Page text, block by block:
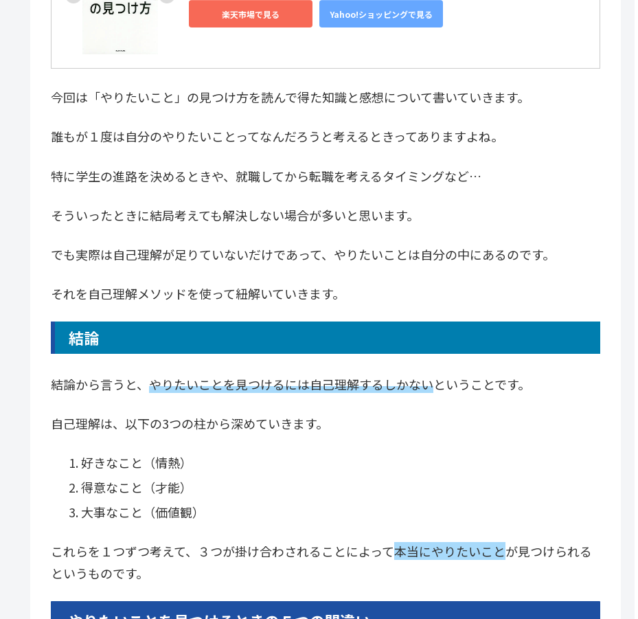
楽天市場で見る Yahoo!ショッピングで見る
今回は「やりたいこと」の見つけ方を読んで得た知識と感想について書いていきます。
誰もが１度は自分のやりたいことってなんだろうと考えるときってありますよね。
特に学生の進路を決めるときや、就職してから転職を考えるタイミングなど…
そういったときに結局考えても解決しない場合が多いと思います。
でも実際は自己理解が足りていないだけであって、やりたいことは自分の中にあるのです。
それを自己理解メソッドを使って紐解いていきます。
結論
結論から言うと、 やりたいことを見つけるには自己理解するしかないということです。
自己理解は、以下の3つの柱から深めていきます。
好きなこと（情熱）
得意なこと（才能）
大事なこと（価値観）
これらを１つずつ考えて、３つが掛け合わされることによって本当にやりたいことが見つけられる
というものです。